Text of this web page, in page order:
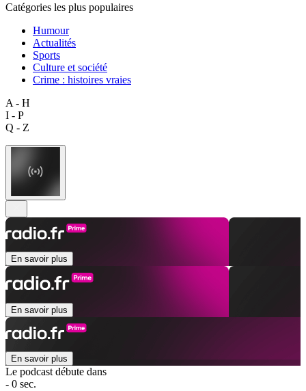
Catégories les plus populaires
Humour
Actualités
Sports
Culture et société
Crime : histoires vraies
A - H
I - P
Q - Z
En savoir plus
En savoir plus
En savoir plus
Le podcast débute dans
- 0 sec.